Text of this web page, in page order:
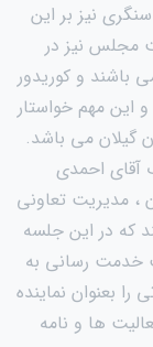
نیز بر این
مجلس نیز در
و کوریدور
این مهم خواستار
گیلان می باشد.
۲۸ اردیبهشت ماه ۱۴۰۳ جناب آقای احمدی
، مدیریت تعاونی
که در این جلسه
خدمت رسانی به
را بعنوان نماینده
ها و نامه